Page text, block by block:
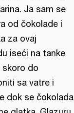
Ja sam se
od čokolade i
za ovaj
iseći na tanke
skoro do
sa vatre i
dok se čokolada